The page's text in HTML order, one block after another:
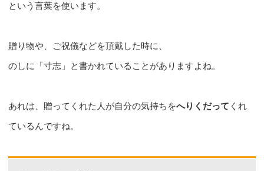
という言葉を使います。
贈り物や、ご祝儀などを頂戴した時に、
のしに「寸志」と書かれていることがありますよね。
あれは、贈ってくれた人が自分の気持ちをへりくだって くれ
ているんですね。